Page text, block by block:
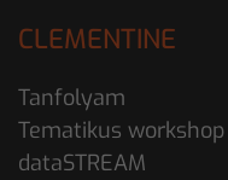
CLEMENTINE
Tanfolyam
Tematikus workshop
dataSTREAM